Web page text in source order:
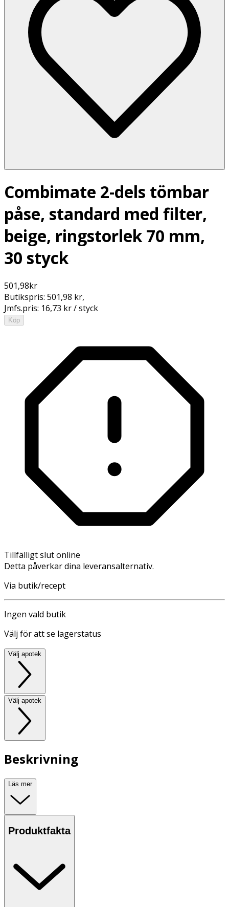
Combimate 2-dels tömbar
påse, standard med filter,
beige, ringstorlek 70 mm,
30 styck
501,98kr
Butikspris: 501,98 kr,
Jmfs.pris: 16,73 kr / styck
Köp
Tillfälligt slut online
Detta påverkar dina leveransalternativ.
Via butik/recept
Ingen vald butik
Välj för att se lagerstatus
Välj apotek
Välj apotek
Beskrivning
Läs mer
Produktfakta